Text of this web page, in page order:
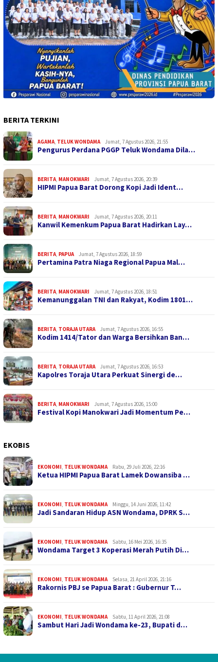
BERITA TERKINI
AGAMA, TELUK WONDAMA Jumat, 7 Agustus 2026, 21:55
Pengurus Perdana PGGP Teluk Wondama Dila…
BERITA, MANOKWARI Jumat, 7 Agustus 2026, 20:39
HIPMI Papua Barat Dorong Kopi Jadi Ident…
BERITA, MANOKWARI Jumat, 7 Agustus 2026, 20:11
Kanwil Kemenkum Papua Barat Hadirkan Lay…
BERITA, PAPUA Jumat, 7 Agustus 2026, 18:59
Pertamina Patra Niaga Regional Papua Mal…
BERITA, MANOKWARI Jumat, 7 Agustus 2026, 18:51
Kemanunggalan TNI dan Rakyat, Kodim 1801…
BERITA, TORAJA UTARA Jumat, 7 Agustus 2026, 16:55
Kodim 1414/Tator dan Warga Bersihkan Ban…
BERITA, TORAJA UTARA Jumat, 7 Agustus 2026, 16:53
Kapolres Toraja Utara Perkuat Sinergi de…
BERITA, MANOKWARI Jumat, 7 Agustus 2026, 15:00
Festival Kopi Manokwari Jadi Momentum Pe…
EKOBIS
EKONOMI, TELUK WONDAMA Rabu, 29 Juli 2026, 22:16
Ketua HIPMI Papua Barat Lamek Dowansiba …
EKONOMI, TELUK WONDAMA Minggu, 14 Juni 2026, 11:42
Jadi Sandaran Hidup ASN Wondama, DPRK S…
EKONOMI, TELUK WONDAMA Sabtu, 16 Mei 2026, 16:35
Wondama Target 3 Koperasi Merah Putih Di…
EKONOMI, TELUK WONDAMA Selasa, 21 April 2026, 21:16
Rakornis PBJ se Papua Barat : Gubernur T…
EKONOMI, TELUK WONDAMA Sabtu, 11 April 2026, 21:08
Sambut Hari Jadi Wondama ke-23, Bupati d…